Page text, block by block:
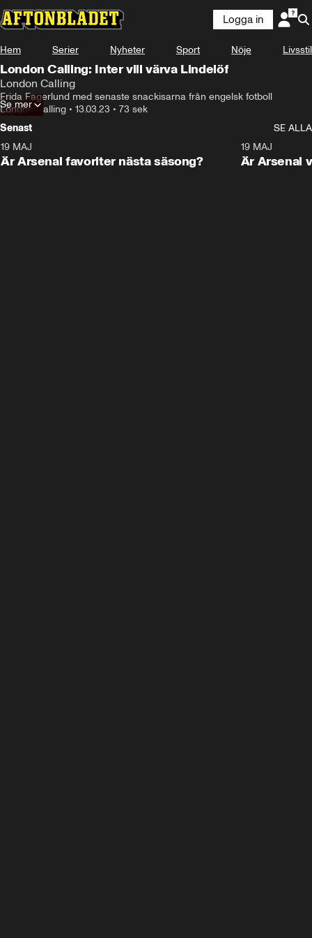
Logga in
Hem Serier Nyheter Sport Nöje Livsstil
London Calling: Inter vill värva Lindelöf
London Calling
Frida Fagerlund med senaste snackisarna från engelsk fotboll
London Calling • 13.03.23 • 73 sek
Se mer
Senast
SE ALLA
19 MAJ
Är Arsenal favoriter nästa säsong?
19 MAJ
Är Arsenal